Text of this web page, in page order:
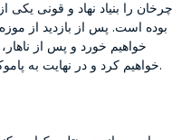
خواهیم کرد و در نهایت به پاموکاله می‌رسیم و در هتل چک‌این می‌کنیم.